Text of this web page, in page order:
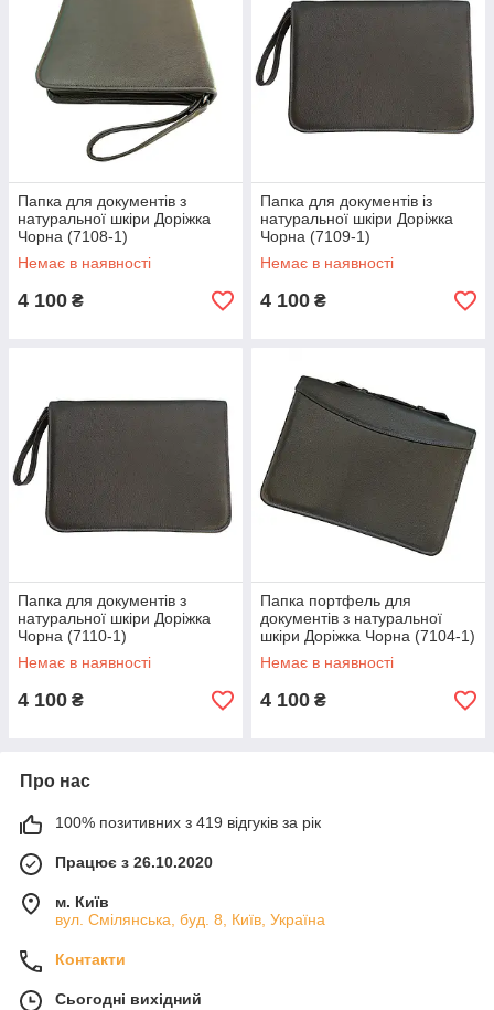
Папка для документів з
натуральної шкіри Доріжка
Чорна (7108-1)
Немає в наявності
4 100 ₴
Папка для документів із
натуральної шкіри Доріжка
Чорна (7109-1)
Немає в наявності
4 100 ₴
Папка для документів з
натуральної шкіри Доріжка
Чорна (7110-1)
Немає в наявності
4 100 ₴
Папка портфель для
документів з натуральної
шкіри Доріжка Чорна (7104-1)
Немає в наявності
4 100 ₴
Про нас
100% позитивних з 419 відгуків за рік
Працює з 26.10.2020
м. Київ
вул. Смілянська, буд. 8, Київ, Україна
Контакти
Сьогодні вихідний